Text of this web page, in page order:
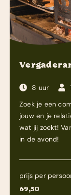
8 uur
Zoek je een
jouw en je
wat jij zoekt!
in de avond!
prijs per
69,50